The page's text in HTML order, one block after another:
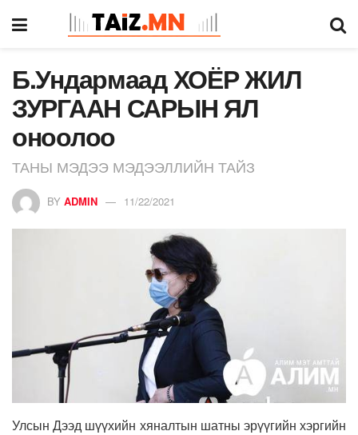
Б.Ундармаад ХОЁР ЖИЛ
ЗУРГААН САРЫН ЯЛ
оноолоо
ТАНЫ МЭДЭЭ МЭДЭЭЛЛИЙН ТАЙЗ
BY ADMIN 11/22/2021
Улсын Дээд шүүхийн хяналтын шатны эрүүгийн хэргийн